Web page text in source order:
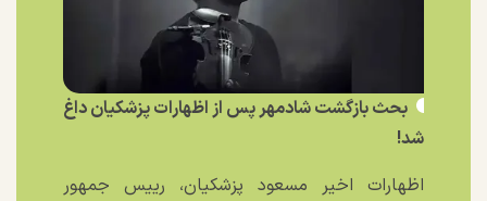
بحث بازگشت شادمهر پس از اظهارات پزشکیان داغ
شد!
اظهارات اخیر مسعود پزشکیان، رییس جمهور